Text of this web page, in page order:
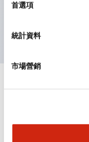
首選項
統計資料
市場營銷
手柄可從6種中選擇
文件和檔案
型錄和宣傳手冊 CAD檔